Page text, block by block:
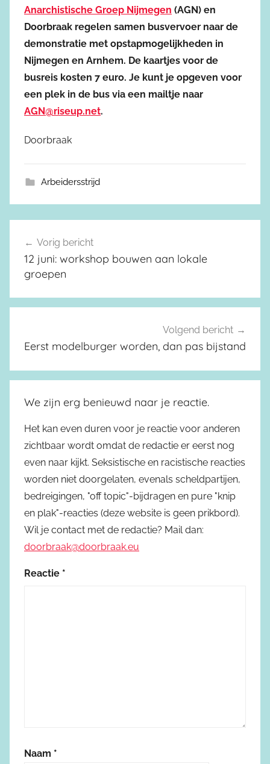
Anarchistische Groep Nijmegen (AGN) en
Doorbraak regelen samen busvervoer naar de
demonstratie met opstapmogelijkheden in
Nijmegen en Arnhem. De kaartjes voor de
busreis kosten 7 euro. Je kunt je opgeven voor
een plek in de bus via een mailtje naar
AGN@riseup.net.
Doorbraak
Arbeidersstrijd
Berichtnavigatie
Vorig bericht
12 juni: workshop bouwen aan lokale
groepen
Volgend bericht
Eerst modelburger worden, dan pas bijstand
We zijn erg benieuwd naar je reactie.
Het kan even duren voor je reactie voor anderen
zichtbaar wordt omdat de redactie er eerst nog
even naar kijkt. Seksistische en racistische reacties
worden niet doorgelaten, evenals scheldpartijen,
bedreigingen, "off topic"-bijdragen en pure "knip
en plak"-reacties (deze website is geen prikbord).
Wil je contact met de redactie? Mail dan:
doorbraak@doorbraak.eu
Reactie *
Naam *